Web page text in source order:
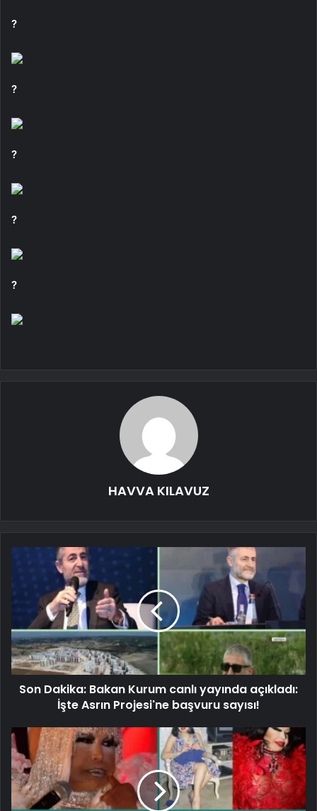
?
?
?
?
?
HAVVA KILAVUZ
Son Dakika: Bakan Kurum canlı yayında açıkladı:
İşte Asrın Projesi'ne başvuru sayısı!